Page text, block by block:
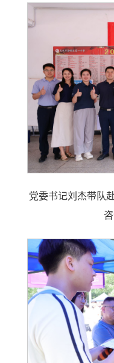
党委书记刘杰带队